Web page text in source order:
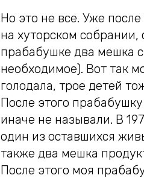
Но это не все. Уже
на хуторском
прабабушке два мешка
необходимое). Вот так
голодала, трое детей
После этого
иначе не называли. В
один из оставшихся
также два мешка
После этого моя